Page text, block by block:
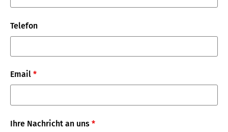
Telefon
Email *
Ihre Nachricht an uns *